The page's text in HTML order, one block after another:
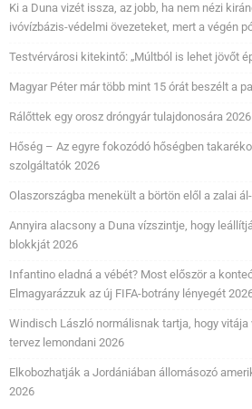
Ki a Duna vizét issza, az jobb, ha nem nézi
ivóvízbázis-védelmi övezeteket, mert a végén
Testvérvárosi kitekintő: „Múltból is lehet jövőt
Magyar Péter már több mint 15 órát beszélt a
Rálőttek egy orosz dróngyár tulajdonosára 2026
Hőség – Az egyre fokozódó hőségben
szolgáltatók 2026
Olaszországba menekült a börtön elől a zalai
Annyira alacsony a Duna vízszintje, hogy
blokkját 2026
Infantino eladná a vébét? Most először a
Elmagyarázzuk az új FIFA-botrány lényegét
Windisch László normálisnak tartja, hogy vitája
tervez lemondani 2026
Elkobozhatják a Jordániában állomásozó
2026